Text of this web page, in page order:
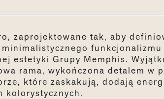
zaprojektowane tak, aby
minimalistycznego
estetyki Grupy Memphis.
rama, wykończona detalem w
które zaskakują, dodają
kolorystycznych.